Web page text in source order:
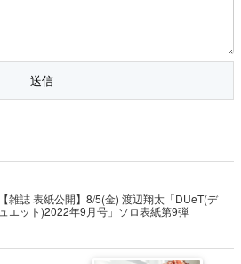
【雑誌 表紙公開】8/5(金) 渡辺翔太「DUeT(デ
ュエット)2022年9月号」ソロ表紙第9弾